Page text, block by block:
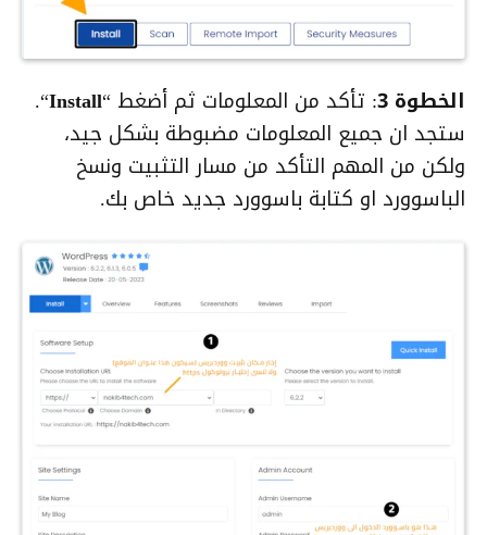
الخطوة 3 : تأكد من المعلومات ثم أضغط “Install
“.
ستجد ان جميع المعلومات مضبوطة بشكل جيد،
ولكن من المهم التأكد من مسار التثبيت ونسخ
الباسوورد او كتابة باسوورد جديد خاص بك.